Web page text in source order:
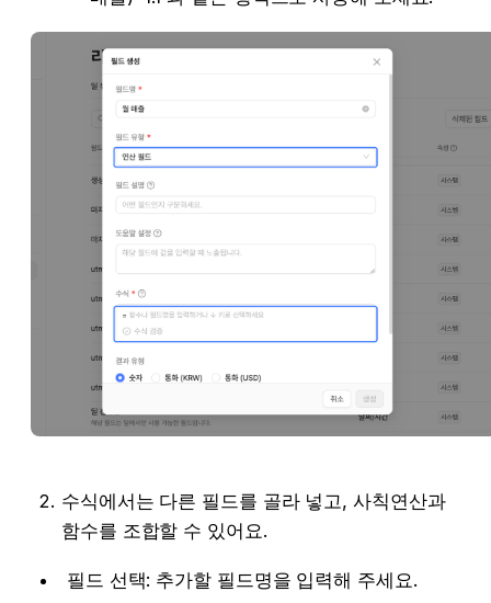
수식에서는 다른 필드를 골라 넣고, 사칙연산과
함수를 조합할 수 있어요.
필드 선택: 추가할 필드명을 입력해 주세요.